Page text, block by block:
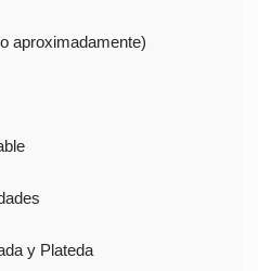
aproximadamente)
y Plateda